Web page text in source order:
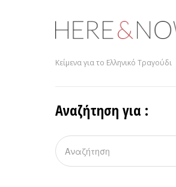
Κείμενα για το Ελληνικό Τραγούδι
Αναζήτηση για :